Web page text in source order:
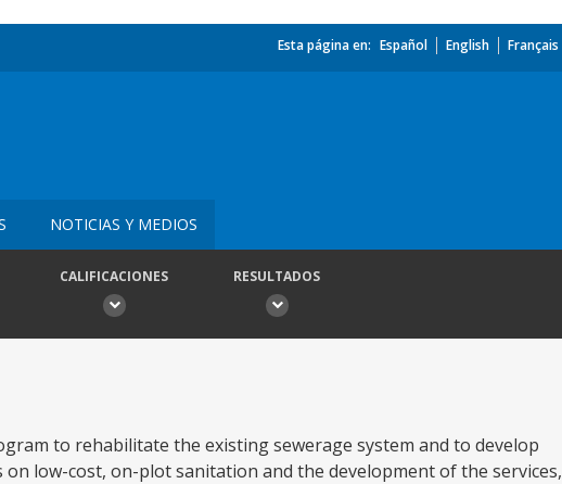
Esta página en: Español English Français
NOTICIAS Y MEDIOS
CALIFICACIONES RESULTADOS
to rehabilitate the existing sewerage system and to develop
on low-cost, on-plot sanitation and the development of the services,